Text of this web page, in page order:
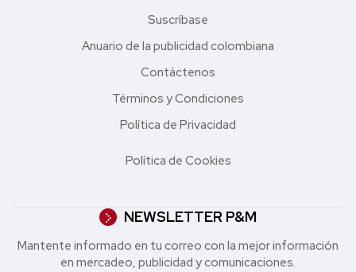
Suscríbase
Anuario de la publicidad colombiana
Contáctenos
Términos y Condiciones
Política de Privacidad
Política de Cookies
NEWSLETTER P&M
Mantente informado en tu correo con la mejor in formación
en mercadeo, publicidad y comunicaciones.